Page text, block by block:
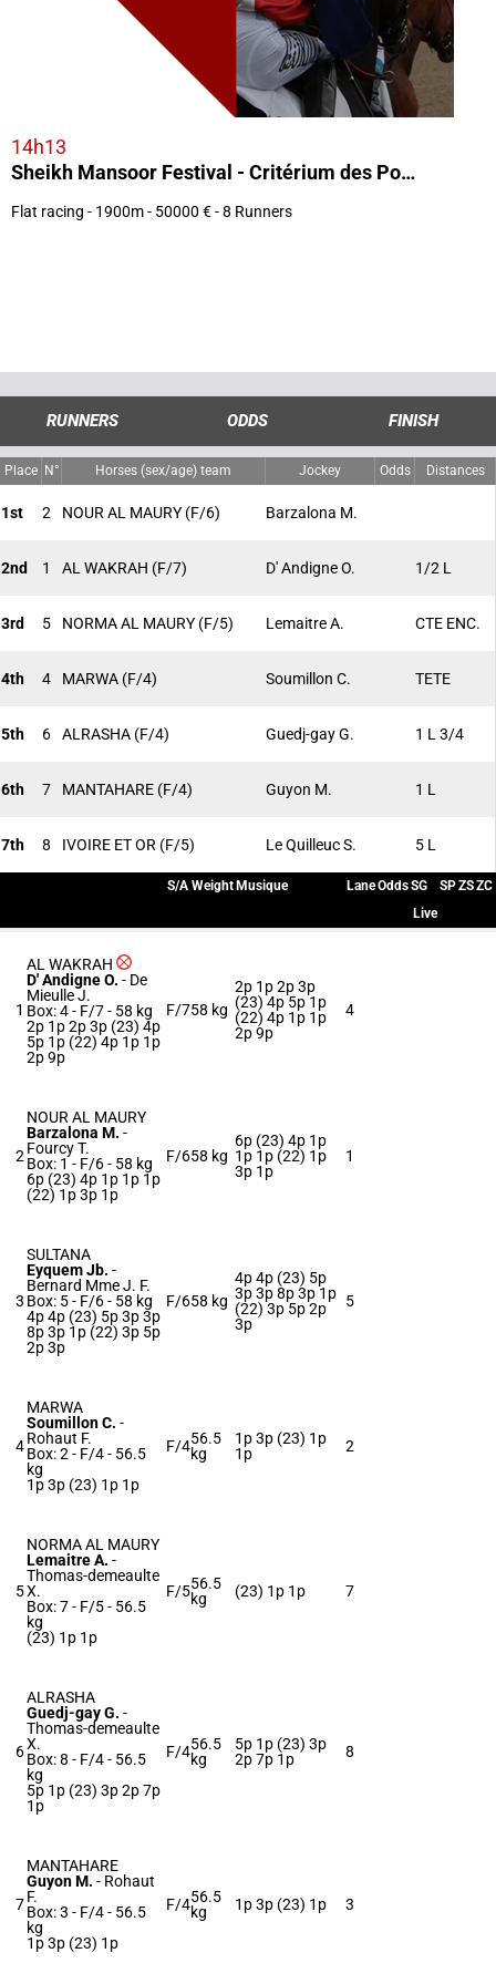
14h13
Sheikh Mansoor Festival - Critérium des Pouliches
Flat racing - 1900m - 50000 € - 8 Runners
RUNNERS ODDS FINISH
Place N° Horses (sex/age) team Jockey Odds Distances
1st 2 NOUR AL MAURY (F/6) Barzalona M.
2nd 1 AL WAKRAH (F/7) D' Andigne O. 1/2 L
3rd 5 NORMA AL MAURY (F/5) Lemaitre A. CTE ENC.
4th 4 MARWA (F/4) Soumillon C. TETE
5th 6 ALRASHA (F/4) Guedj-gay G. 1 L 3/4
6th 7 MANTAHARE (F/4) Guyon M. 1 L
7th 8 IVOIRE ET OR (F/5) Le Quilleuc S. 5 L
S/A Weight Musique LaneOddsSG SPZSZC
Live
1
AL WAKRAH
D' Andigne O. - De
Mieulle J.
Box: 4 - F/7 - 58 kg
2p 1p 2p 3p (23) 4p
5p 1p (22) 4p 1p 1p
2p 9p
F/758 kg
2p 1p 2p 3p
(23) 4p 5p 1p
(22) 4p 1p 1p
2p 9p
4
2
NOUR AL MAURY
Barzalona M. -
Fourcy T.
Box: 1 - F/6 - 58 kg
6p (23) 4p 1p 1p 1p
(22) 1p 3p 1p
F/658 kg
6p (23) 4p 1p
1p 1p (22) 1p
3p 1p
1
3
SULTANA
Eyquem Jb. -
Bernard Mme J. F.
Box: 5 - F/6 - 58 kg
4p 4p (23) 5p 3p 3p
8p 3p 1p (22) 3p 5p
2p 3p
F/658 kg
4p 4p (23) 5p
3p 3p 8p 3p 1p
(22) 3p 5p 2p
3p
5
4
MARWA
Soumillon C. -
Rohaut F.
Box: 2 - F/4 - 56.5
kg
1p 3p (23) 1p 1p
F/456.5
kg
1p 3p (23) 1p
1p
2
5
NORMA AL MAURY
Lemaitre A. -
Thomas-demeaulte
X.
Box: 7 - F/5 - 56.5
kg
(23) 1p 1p
F/556.5
kg
(23) 1p 1p 7
6
ALRASHA
Guedj-gay G. -
Thomas-demeaulte
X.
Box: 8 - F/4 - 56.5
kg
5p 1p (23) 3p 2p 7p
1p
F/456.5
kg
5p 1p (23) 3p
2p 7p 1p
8
7
MANTAHARE
Guyon M. - Rohaut
F.
Box: 3 - F/4 - 56.5
kg
1p 3p (23) 1p
F/456.5
kg
1p 3p (23) 1p 3